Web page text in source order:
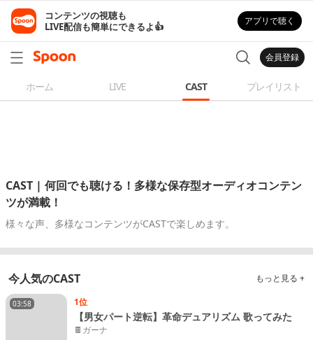
コンテンツの視聴も
LIVE配信も簡単にできるよ👍
アプリで聴く
会員登録
ホーム LIVE CAST プレイリスト
CAST | 何回でも聴ける！多様な保存型オーディオコンテン
ツが満載！
様々な声、多様なコンテンツがCASTで楽しめます。
今人気のCAST もっと見る +
03:58 1位
【男女パート逆転】革命デュアリズム 歌ってみた
🍫ガーナ